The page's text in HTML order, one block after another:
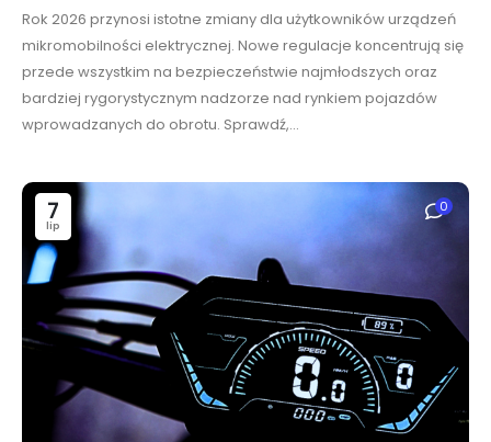
Rok 2026 przynosi istotne zmiany dla użytkowników urządzeń
mikromobilności elektrycznej. Nowe regulacje koncentrują się
przede wszystkim na bezpieczeństwie najmłodszych oraz
bardziej rygorystycznym nadzorze nad rynkiem pojazdów
wprowadzanych do obrotu. Sprawdź,...
7
lip
0